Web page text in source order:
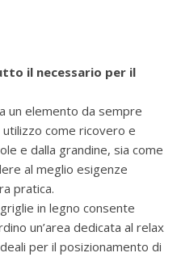
il necessario per il
un elemento da sempre
come ricovero e
e dalla grandine, sia come
al meglio esigenze
pratica.
in legno consente
un’area dedicata al relax
per il posizionamento di